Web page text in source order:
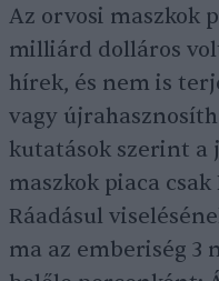
Az orvosi maszkok
milliárd dolláros
hírek, és nem is
vagy
kutatások szerint a
maszkok piaca
Ráadásul
ma az emberiség 3